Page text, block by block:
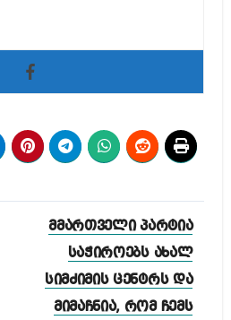
მმართველი პარტია
საჭიროებს ახალ
სიმძიმის ცენტრს და
მიმაჩნია, რომ ჩემს